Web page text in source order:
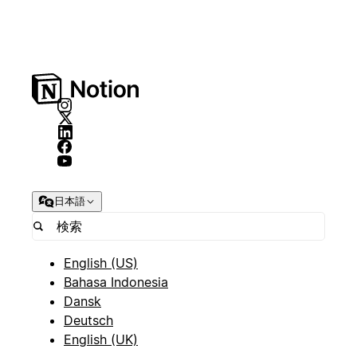
日本語
English (US)
Bahasa Indonesia
Dansk
Deutsch
English (UK)